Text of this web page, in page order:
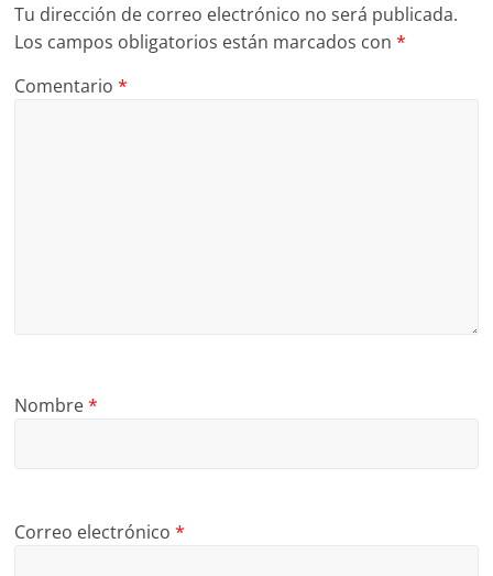
Tu dirección de correo electrónico no será publicada.
Los campos obligatorios están marcados con*
Comentario*
Nombre*
Correo electrónico*